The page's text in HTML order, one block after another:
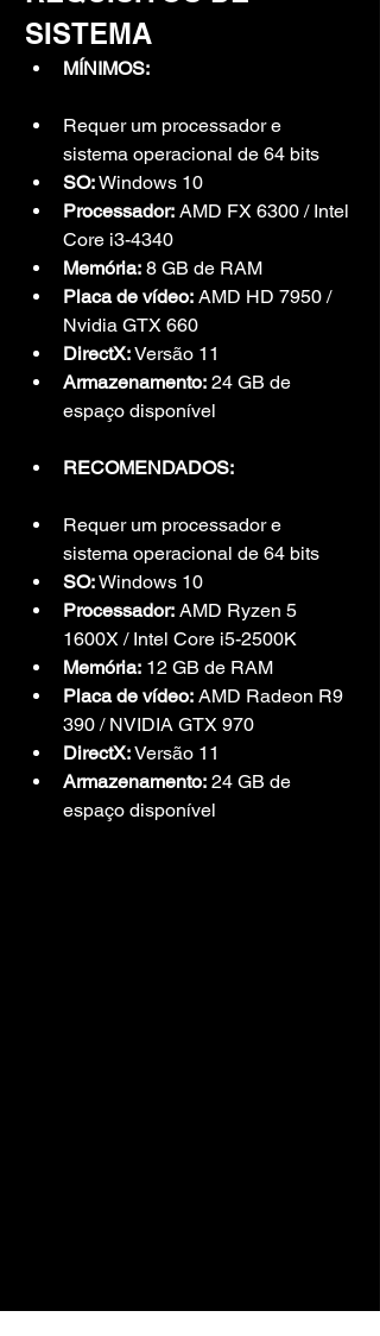
SISTEMA
MÍNIMOS:
Requer um processador e
sistema operacional de 64 bits
SO: Windows 10
Processador: AMD FX 6300 / Intel
Core i3-4340
Memória: 8 GB de RAM
Placa de vídeo: AMD HD 7950 /
Nvidia GTX 660
DirectX: Versão 11
Armazenamento: 24 GB de
espaço disponível
RECOMENDADOS:
Requer um processador e
sistema operacional de 64 bits
SO: Windows 10
Processador: AMD Ryzen 5
1600X / Intel Core i5-2500K
Memória: 12 GB de RAM
Placa de vídeo: AMD Radeon R9
390 / NVIDIA GTX 970
DirectX: Versão 11
Armazenamento: 24 GB de
espaço disponível